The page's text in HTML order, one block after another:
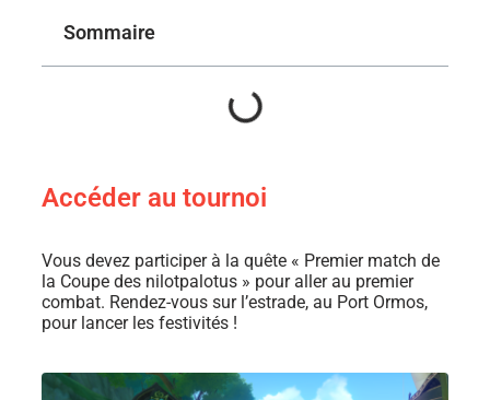
Sommaire
Accéder au tournoi
Vous devez participer à la quête « Premier match de
la Coupe des nilotpalotus » pour aller au premier
combat. Rendez-vous sur l’estrade, au Port Ormos,
pour lancer les festivités !